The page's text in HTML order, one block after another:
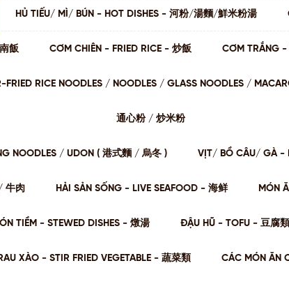
HỦ TIẾU/ MÌ/ BÚN - HOT DISHES - 河粉/湯麵/鮮米粉湯
飯 CƠM CHIÊN - FRIED RICE - 炒飯 CƠM TRẮNG -
RICE NOODLES / NOODLES / GLASS NOODLES /
通⼼粉 / 炒⽶粉
NOODLES / UDON ( 港式麵 / 烏冬 ) VỊT/ BỒ CÂU/ GÀ -
牛肉 HẢI SẢN SỐNG - LIVE SEAFOOD - 海鲜 MÓN
TIỀM - STEWED DISHES - 燉湯 ĐẬU HŨ - TOFU - 豆腐類
XÀO - STIR FRIED VEGETABLE - 蔬菜類 CÁC MÓN ĂN